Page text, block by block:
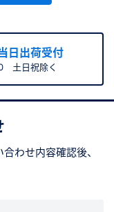
日出荷受付
土日祝除く
合わせ内容確認後、